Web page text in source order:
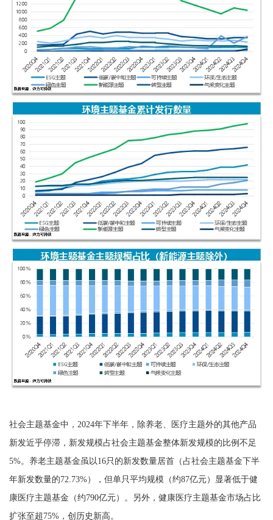
社会主题基金中，2024年下半年，除养老、医疗主题外的其他产品
新发近乎停滞，新发规模占社会主题基金整体新发规模的比例不足
5%。养老主题基金虽以16只的新发数量居首（占社会主题基金下半
年新发数量的72.73%），但单只平均规模（约87亿元）显著低于健
康医疗主题基金（约790亿元）。另外，健康医疗主题基金市场占比
扩张至超75%，创历史新高。